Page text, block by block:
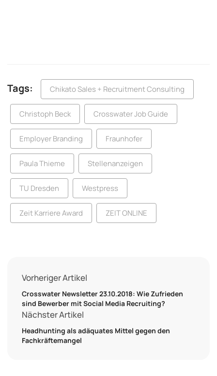
Tags: Chikato Sales + Recruitment Consulting
Christoph Beck Crosswater Job Guide
Employer Branding Fraunhofer
Paula Thieme Stellenanzeigen
TU Dresden Westpress
Zeit Karriere Award ZEIT ONLINE
Vorheriger Artikel
Crosswater Newsletter 23.10.2018: Wie Zufrieden
sind Bewerber mit Social Media Recruiting?
Nächster Artikel
Headhunting als adäquates Mittel gegen den
Fachkräftemangel